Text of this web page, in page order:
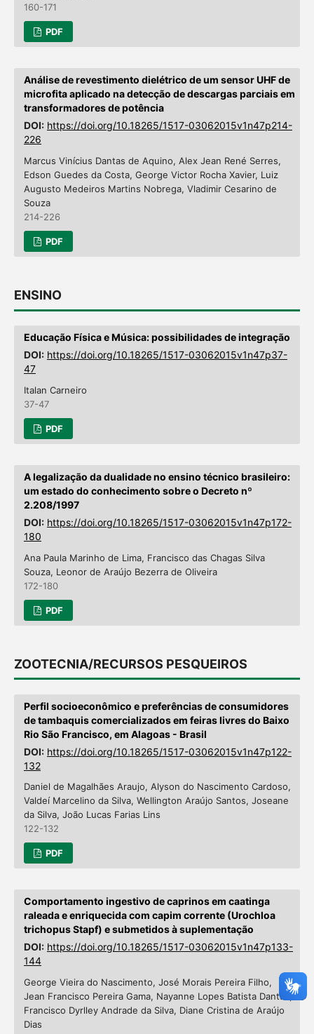
160-171
PDF
Análise de revestimento dielétrico de um sensor UHF de
microfita aplicado na detecção de descargas parciais em
transformadores de potência
DOI: https://doi.org/10.18265/1517-03062015v1n47p214-
226
Marcus Vinícius Dantas de Aquino, Alex Jean René Serres,
Edson Guedes da Costa, George Victor Rocha Xavier, Luiz
Augusto Medeiros Martins Nobrega, Vladimir Cesarino de
Souza
214-226
PDF
ENSINO
Educação Física e Música: possibilidades de integração
DOI: https://doi.org/10.18265/1517-03062015v1n47p37-
47
Italan Carneiro
37-47
PDF
A legalização da dualidade no ensino técnico brasileiro:
um estado do conhecimento sobre o Decreto nº
2.208/1997
DOI: https://doi.org/10.18265/1517-03062015v1n47p172-
180
Ana Paula Marinho de Lima, Francisco das Chagas Silva
Souza, Leonor de Araújo Bezerra de Oliveira
172-180
PDF
ZOOTECNIA/RECURSOS PESQUEIROS
Perfil socioeconômico e preferências de consumidores
de tambaquis comercializados em feiras livres do Baixo
Rio São Francisco, em Alagoas - Brasil
DOI: https://doi.org/10.18265/1517-03062015v1n47p122-
132
Daniel de Magalhães Araujo, Alyson do Nascimento Cardoso,
Valdeí Marcelino da Silva, Wellington Araújo Santos, Joseane
da Silva, João Lucas Farias Lins
122-132
PDF
Comportamento ingestivo de caprinos em caatinga
raleada e enriquecida com capim corrente (Urochloa
trichopus Stapf) e submetidos à suplementação
DOI: https://doi.org/10.18265/1517-03062015v1n47p133-
144
George Vieira do Nascimento, José Morais Pereira Filho,
Jean Francisco Pereira Gama, Nayanne Lopes Batista Dantas,
Francisco Dyrlley Andrade da Silva, Diane Cristina de Araújo
Dias